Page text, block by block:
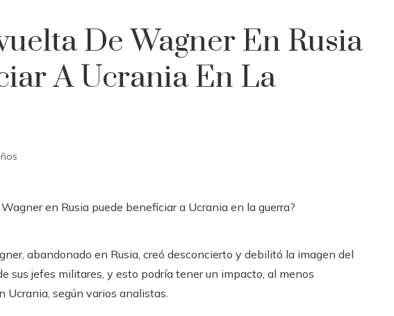
De Wagner En Rusia
A Ucrania En La
abandonado en Rusia, creó desconcierto y debilitó la imagen del
sus jefes militares, y esto podría tener un impacto, al menos
Ucrania, según varios analistas.